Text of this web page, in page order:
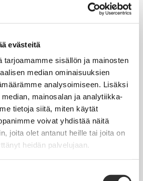
evästeitä
tarjoamamme sisällön ja mainosten
median ominaisuuksien
analysoimiseen. Lisäksi
mainosalan ja analytiikka-
tietoja siitä, miten käytät
voivat yhdistää näitä
joita olet antanut heille tai joita on
heidän palvelujaan.